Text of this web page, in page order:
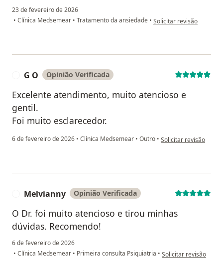
23 de fevereiro de 2026
• Clínica Medsemear • Tratamento da ansiedade • na opinião do utilizador
Solicitar revisão
G O Opinião Verificada
Excelente atendimento, muito atencioso e
gentil.
Foi muito esclarecedor.
6 de fevereiro de 2026 • Clínica Medsemear • Outro • na opinião do
Solicitar revisão
Melvianny Opinião Verificada
O Dr. foi muito atencioso e tirou minhas
dúvidas. Recomendo!
6 de fevereiro de 2026
• Clínica Medsemear • Primeira consulta Psiquiatria • na opinião do
Solicitar revisão